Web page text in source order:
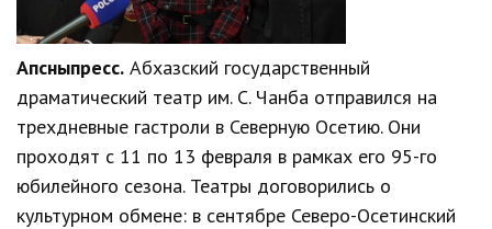
Апсныпресс. Абхазский государственный
драматический театр им. С. Чанба отправился на
трехдневные гастроли в Северную Осетию. Они
проходят с 11 по 13 февраля в рамках его 95-го
юбилейного сезона. Театры договорились о
культурном обмене: в сентябре Северо-Осетинский